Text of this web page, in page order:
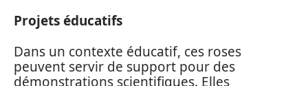
Projets éducatifs
Dans un contexte éducatif, ces roses
peuvent servir de support pour des
démonstrations scientifiques. Elles